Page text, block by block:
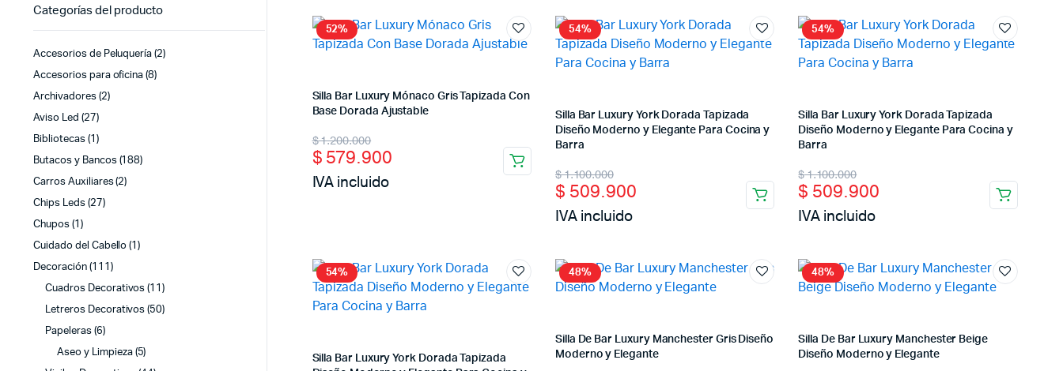
52%
Silla Bar Luxury Mónaco Gris Tapizada Con
Base Dorada Ajustable
$1.200.000
Original
price
was:
$ 579.900
Current
price
is:
IVA incluido
54%
Silla Bar Luxury York Dorada Tapizada
Diseño Moderno y Elegante Para Cocina y
Barra
$1.100.000
Original
price
was:
$ 1.100.000.
$ 509.900
Current
price
is:
$ 509.900.
IVA incluido
54%
Silla Bar Luxury York Dorada Tapizada
Diseño Moderno y Elegante Para Cocina y
Barra
$1.100.000
Original
price
was:
$ 1.100.000.
$ 509.900
Current
price
is:
$ 509.900.
IVA incluido
54%
Silla Bar Luxury York Dorada Tapizada
48%
Silla De Bar Luxury Manchester Gris Diseño
Moderno y Elegante
48%
Silla De Bar Luxury Manchester Beige
Diseño Moderno y Elegante
Categorías del producto
Accesorios de Peluquería (2)
Accesorios para oficina (8)
Archivadores (2)
Aviso Led (27)
Bibliotecas (1)
Butacos y Bancos (188)
Carros Auxiliares (2)
Chips Leds (27)
Chupos (1)
Cuidado del Cabello (1)
Decoración (111)
Cuadros Decorativos (11)
Letreros Decorativos (50)
Papeleras (6)
Aseo y Limpieza (5)